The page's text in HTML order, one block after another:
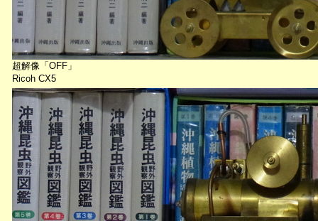
超解像「OFF」
Ricoh CX5